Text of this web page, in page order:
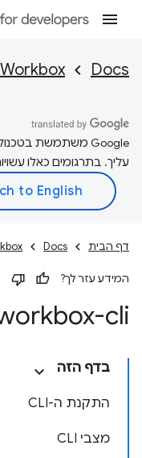
Docs
Workbox
עליך. בתרגומים כאלו
דף הבית Docs
המידע עזר לך?
cli
בדף הזה
התקנת ה-CLI
מצבי CLI